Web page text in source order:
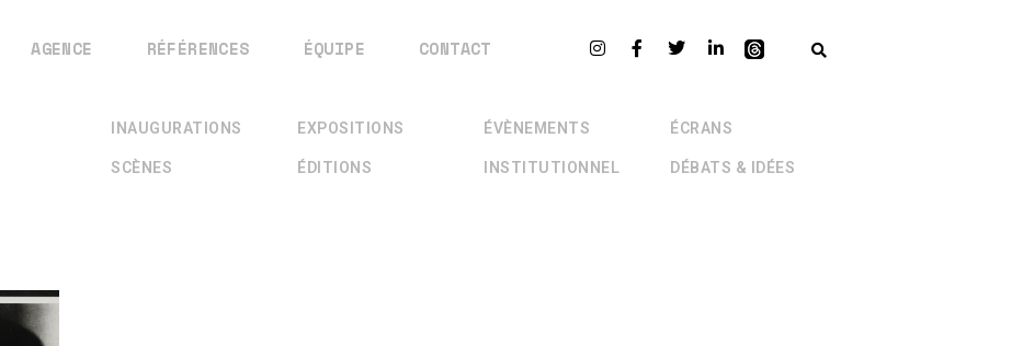
AGENCE RÉFÉRENCES ÉQUIPE CONTACT
INAUGURATIONS EXPOSITIONS ÉVÈNEMENTS ÉCRANS
SCÈNES ÉDITIONS INSTITUTIONNEL DÉBATS & IDÉES